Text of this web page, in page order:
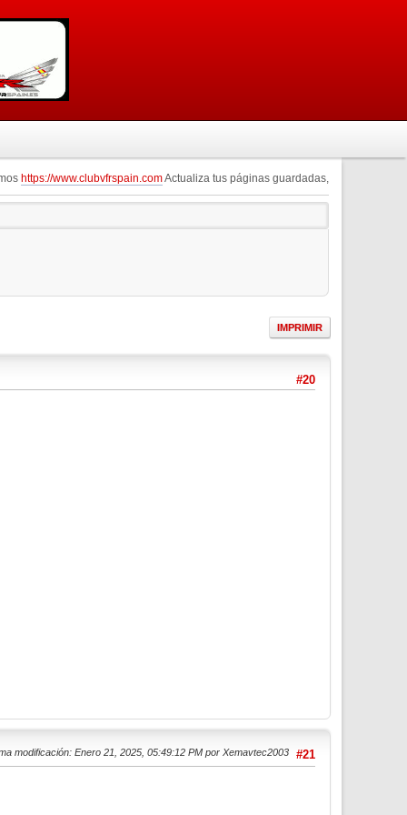
https://www.clubvfrspain.comActualiza tus páginas guardadas,
IMPRIMIR
#20
#21
modificación: Enero 21, 2025, 05:49:12 PM por Xemavtec2003